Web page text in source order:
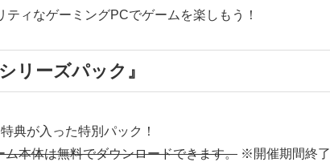
ティなゲーミングPCでゲームを楽しもう！
リーズパック』
典が入った特別パック！
本体は無料でダウンロードできます。 ※開催期間終了